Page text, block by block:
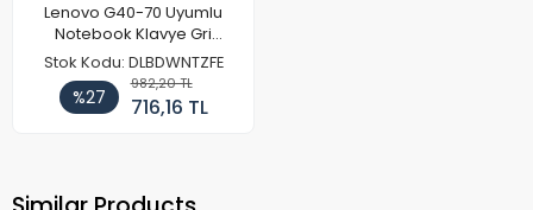
Lenovo G40-70 Uyumlu
Notebook Klavye Gri
Çerçeve
Stok Kodu: DLBDWNTZFE
%27
982,20 TL
716,16 TL